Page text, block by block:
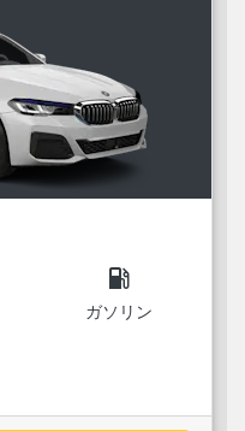
local_gas_station
ガソリン